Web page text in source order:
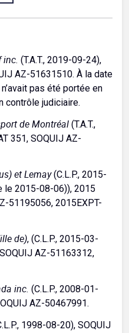
inc. (T.A.T., 2019-09-24),
AZ-51631510. À la date
pas été portée en
contrôle judiciaire.
de Montréal (T.A.T.,
351, SOQUIJ AZ-
et Lemay(C.L.P., 2015-
2015-08-06)), 2015
51195056, 2015EXPT-
de), (C.L.P., 2015-03-
AZ-51163312,
inc. (C.L.P., 2008-01-
AZ-50467991.
1998-08-20), SOQUIJ